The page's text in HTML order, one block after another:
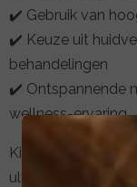
✔️ Gebruik van
✔️ Keuze uit
behandelingen
✔️ Ontspannende
wellness-ervaring
Kies voor een
ultieme